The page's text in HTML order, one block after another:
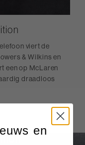
viert de
& Wilkins en
een op McLaren
draadloos
en